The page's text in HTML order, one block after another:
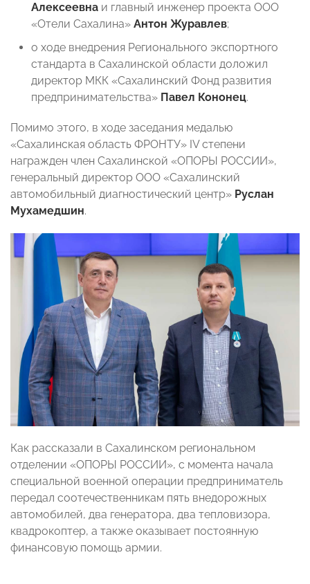
Алексеевна и главный инженер проекта ООО
«Отели Сахалина» Антон Журавлев;
о ходе внедрения Регионального экспортного
стандарта в Сахалинской области доложил
директор МКК «Сахалинский Фонд развития
предпринимательства» Павел Кононец.
Помимо этого, в ходе заседания медалью
«Сахалинская область ФРОНТУ» IV степени
награжден член Сахалинской «ОПОРЫ РОССИИ»,
генеральный директор ООО «Сахалинский
автомобильный диагностический центр» Руслан
Мухамедшин.
Как рассказали в Сахалинском региональном
отделении «ОПОРЫ РОССИИ», с момента начала
специальной военной операции предприниматель
передал соотечественникам пять внедорожных
автомобилей, два генератора, два тепловизора,
квадрокоптер, а также оказывает постоянную
финансовую помощь армии.